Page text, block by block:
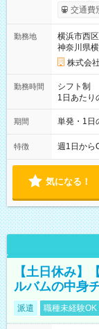
※勤務回
り！】 希
例】 ・河
×8時間＝
円の場合
円（役割手
間】試用期
交通費
勤務地
横浜市西区
神奈川県
株式会
勤務時間
シフト制
1日あたり
間は 試験
期間 単発・1日
特徴 週1日から
気になる！
【土日休み】
ルバムの中身
派遣 職種未経験OK